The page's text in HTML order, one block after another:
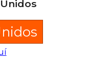
disfrutado